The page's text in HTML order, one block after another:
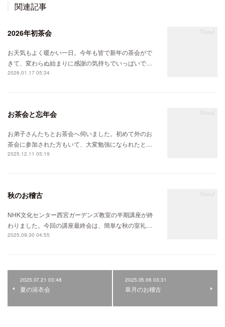
関連記事
2026年初茶会
お天気もよく暖かい一日。今年も皆で新年の茶会がで
きて、変わらぬ始まりに感謝の気持ちでいっぱいで…
2026.01.17 05:34
お茶会と忘年会
お弟子さんたちとお茶会へ伺いました。初めて外のお
茶会に参加された方もいて、大変勉強になられたと…
2025.12.11 05:19
秋のお稽古
NHK文化センター西宮ガーデンズ教室の半期講座が終
わりました。今回の講座最終会は、簡単な秋の室礼…
2025.09.30 04:55
2025.07.21 03:48
夏の浴衣会
2025.05.06 03:31
皐月のお稽古